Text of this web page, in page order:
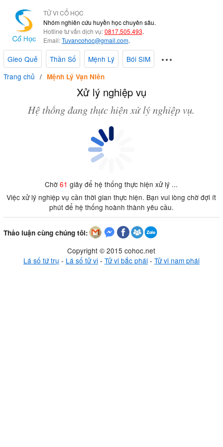
TỬ VI CỔ HỌC
Nhóm nghiên cứu huyền học chuyên sâu.
Hotline tư vấn dịch vụ:0817.505.493.
Email:Tuvancohoc@gmail.com.
Gieo Quẻ Thần Số Mệnh Lý
Bói SIM
Trang chủ
Mệnh Lý Vạn Niên
Xử lý nghiệp vụ
Hệ thống đang thực hiện xử lý nghiệp vụ.
Chờ61 giây để hệ thống thực hiện xử lý ...
Việc xử lý nghiệp vụ cần thời gian thực hiện. Bạn vui lòng chờ đợi ít
phút để hệ thống hoành thành yêu cầu.
Thảo luận cùng chúng tôi:
Copyright © 2015 cohoc.net
Lá số tứ trụ - Lá số tử vi- Tử vi bắc phái- Tử vi nam phái